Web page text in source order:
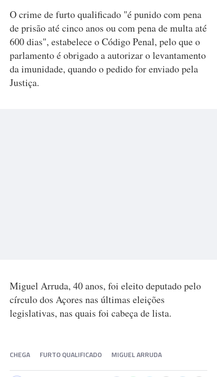
O crime de furto qualificado "é punido com pena
de prisão até cinco anos ou com pena de multa até
600 dias", estabelece o Código Penal, pelo que o
parlamento é obrigado a autorizar o levantamento
da imunidade, quando o pedido for enviado pela
Justiça.
Miguel Arruda, 40 anos, foi eleito deputado pelo
círculo dos Açores nas últimas eleições
legislativas, nas quais foi cabeça de lista.
CHEGA FURTO QUALIFICADO MIGUEL ARRUDA